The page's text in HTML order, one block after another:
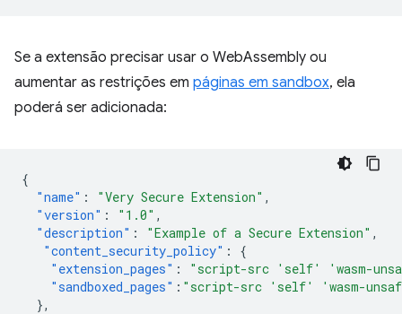
Se a extensão precisar usar o WebAssembly ou
aumentar as restrições em páginas em sandbox, ela
poderá ser adicionada:
{
"name" : "Very Secure Extension" ,
"version" : "1.0" ,
"description" : "Example of a Secure Extension" ,
"content_security_policy" :
{
"extension_pages" :
"script-src 'self' 'wasm-
"sandboxed_pages" : "script-src 'self' 'wasm-
},